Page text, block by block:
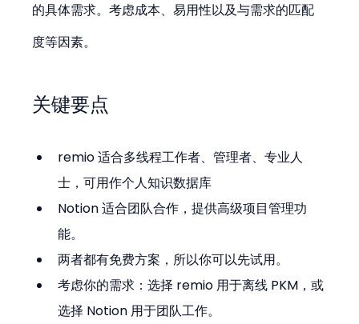
的具体需求。考虑成本、易用性以及与需求的匹配
度等因素。
关键要点
remio 适合多线程工作者、管理者、专业人
士，可用作个人知识数据库
Notion 适合团队合作，提供高级项目管理功
能。
两者都有免费方案，所以你可以先试用。
考虑你的需求：选择 remio 用于离线 PKM，或
选择 Notion 用于团队工作。